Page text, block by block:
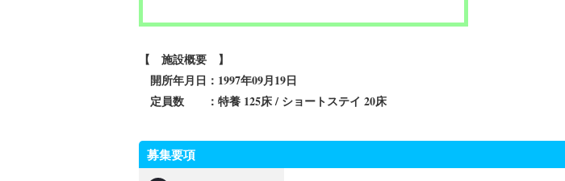
【 施設概要 】
開所年月日： 1997年09月19日
定員数 ： 特養 125床 / ショートステイ 20床
募集要項